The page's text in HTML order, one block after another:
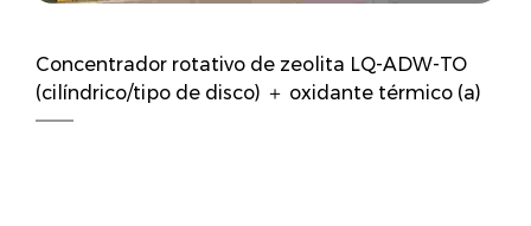
Concentrador rotativo de zeolita LQ-ADW-TO
(cilíndrico/tipo de disco) ＋ oxidante térmico (a)